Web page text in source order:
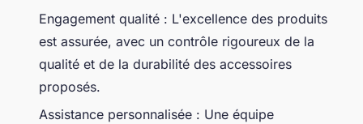
Engagement qualité : L'excellence des produits
est assurée, avec un contrôle rigoureux de la
qualité et de la durabilité des accessoires
proposés.
Assistance personnalisée : Une équipe